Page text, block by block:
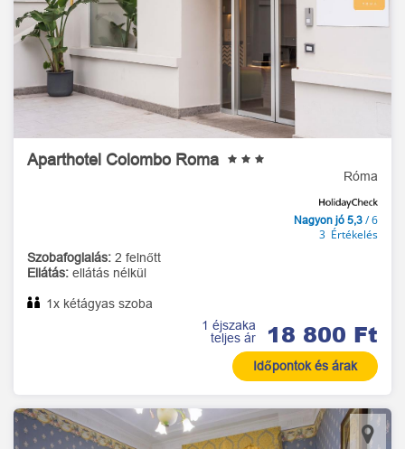
Aparthotel Colombo Roma
Róma
Nagyon jó 5,3 / 6
3 Értékelés
Szobafoglalás: 2 felnőtt
Ellátás: ellátás nélkül
1x kétágyas szoba
1 éjszaka
teljes ár
18 800 Ft
Időpontok és árak